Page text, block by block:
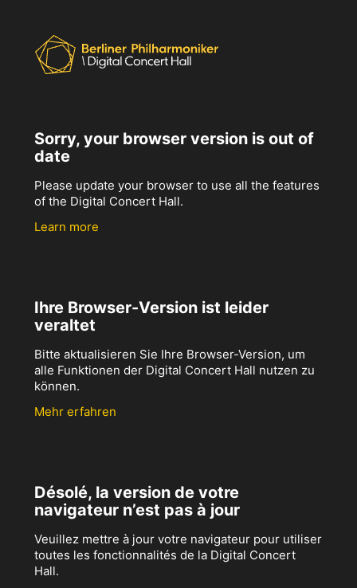
Sorry, your browser version is out of
date
Please update your browser to use all the features
of the Digital Concert Hall.
Learn more
Ihre Browser-Version ist leider
veraltet
Bitte aktualisieren Sie Ihre Browser-Version, um
alle Funktionen der Digital Concert Hall nutzen zu
können.
Mehr erfahren
Désolé, la version de votre
navigateur n’est pas à jour
Veuillez mettre à jour votre navigateur pour utiliser
toutes les fonctionnalités de la Digital Concert
Hall.